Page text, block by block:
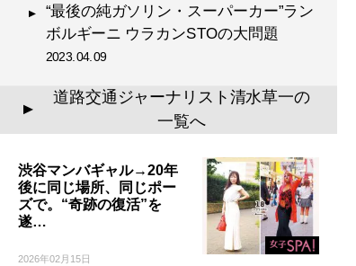
“最後の純ガソリン・スーパーカー”ラン
ボルギーニ ウラカンSTOの大問題
2023.04.09
▲
道路交通ジャーナリスト清水草一の
一覧へ
渋谷マンバギャル→20年
後に同じ場所、同じポー
ズで。“奇跡の復活”を
遂…
2026年02月15日